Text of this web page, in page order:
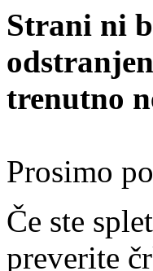
Strani ni
trenutno
Prosimo
Če ste
preverite